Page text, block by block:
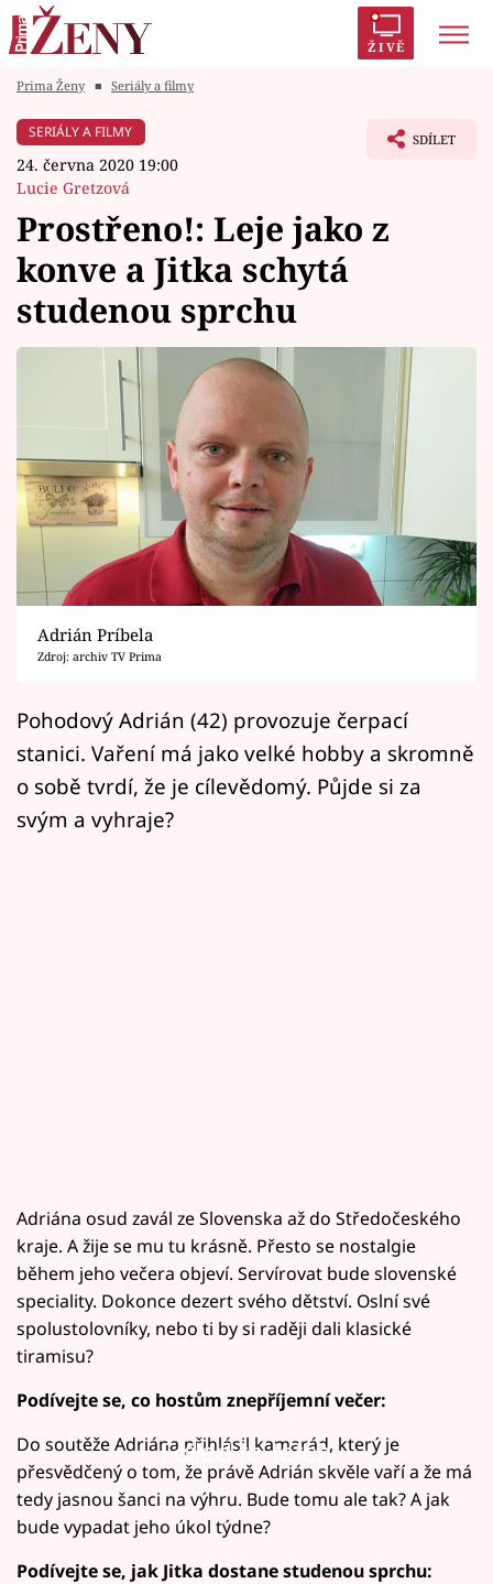
ŽIVĚ
Módní alarm
Témata
Celebrity
Horoskopy
Sledujte prima+
Filmový festival Karlovy Vary
Pořady
Mámy sobě
Přihlášení
Prima Ženy ■ Seriály a filmy
SERIÁLY A FILMY
24. června 2020 19:00
Lucie Gretzová
SDÍLET
Prostřeno!: Leje jako z
konve a Jitka schytá
studenou sprchu
Adrián Príbela
Zdroj: archiv TV Prima
Pohodový Adrián (42) provozuje čerpací
stanici. Vaření má jako velké hobby a skromně
o sobě tvrdí, že je cílevědomý. Půjde si za
svým a vyhraje?
Adriána osud zavál ze Slovenska až do Středočeského
kraje. A žije se mu tu krásně. Přesto se nostalgie
během jeho večera objeví. Servírovat bude slovenské
speciality. Dokonce dezert svého dětství. Oslní své
spolustolovníky, nebo ti by si raději dali klasické
tiramisu?
Podívejte se, co hostům znepříjemní večer:
Failed to fetch
Do soutěže Adriána přihlásil kamarád, který je
přesvědčený o tom, že právě Adrián skvěle vaří a že má
tedy jasnou šanci na výhru. Bude tomu ale tak? A jak
bude vypadat jeho úkol týdne?
Podívejte se, jak Jitka dostane studenou sprchu: